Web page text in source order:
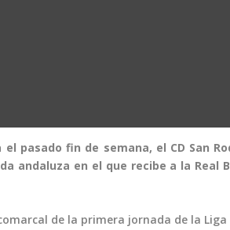
pasado fin de semana, el CD San
andaluza en el que recibe a la Real
de la primera jornada de la